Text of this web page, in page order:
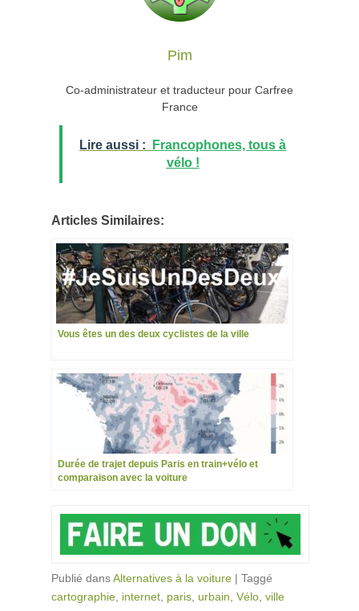
Pim
Co-administrateur et traducteur pour Carfree
France
Lire aussi :
Francophones, tous à
vélo !
Articles Similaires:
Vous êtes un des deux cyclistes de la ville
Durée de trajet depuis Paris en train+vélo et
comparaison avec la voiture
Publié dansAlternatives à la voiture | Taggé
cartographie internet paris urbain Vélo ville